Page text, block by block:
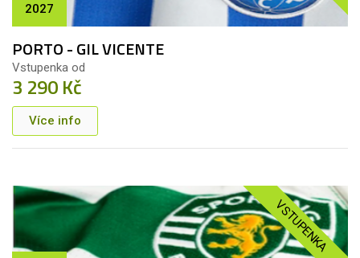
2027
PORTO - GIL VICENTE
Vstupenka od
3 290 Kč
Více info
VSTUPENKA